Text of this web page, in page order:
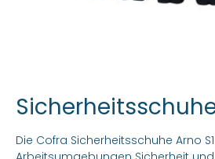
Die Cofra Sicherheitsschuhe Arno